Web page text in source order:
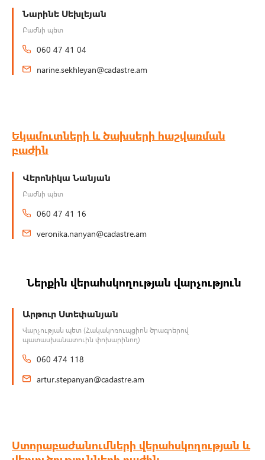
Նարինե Սեխլեյան
Բաժնի պետ
060 47 41 04
narine.sekhleyan@cadastre.am
Եկամուտների և ծախսերի հաշվառման
բաժին
Վերոնիկա Նանյան
Բաժնի պետ
060 47 41 16
veronika.nanyan@cadastre.am
Ներքին վերահսկողության վարչություն
Արթուր Ստեփանյան
Վարչության պետ (Հակակոռուպցիոն ծրագրերով
պատասխանատուին փոխարինող)
060 474 118
artur.stepanyan@cadastre.am
Ստորաբաժանումների վերահսկողության և